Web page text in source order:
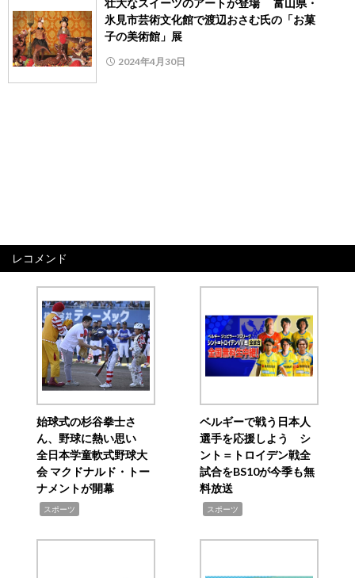
壮大なスイーツのアートが登場 富山県・
氷見市芸術文化館で渡辺おさむ氏の「お菓
子の美術館」展
2024年4月30日
レコメンド
始球式の杉谷拳士さ
ん、野球に熱い思い
全日本学童軟式野球大
会 マクドナルド・トー
ナメントが開幕
スポーツ
ベルギーで戦う日本人
選手を応援しよう シ
ント＝トロイデン戦全
試合をBS10が今季も無
料放送
スポーツ